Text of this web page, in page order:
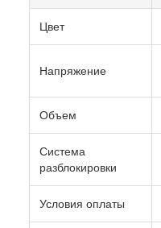
Цвет
Напряжение
Объем
Система
разблокировки
Условия оплаты